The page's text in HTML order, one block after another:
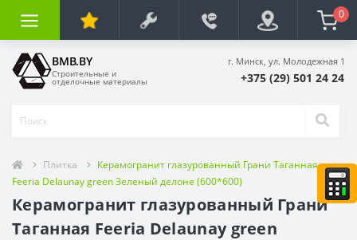
0
BMB.BY
Строительные и
отделочные материалы
г. Минск, ул. Молодежная 1
+375 (29) 501 24 24
Плитка
Керамогранит глазурованный Грани Таганная
Feeria Delaunay green Зеленый делоне (600*600)
Керамогранит глазурованный Грани
Таганная Feeria Delaunay green